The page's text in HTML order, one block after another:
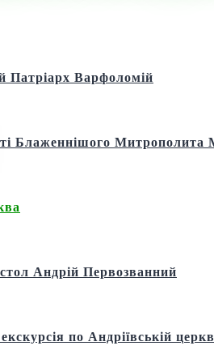
Патріарх Варфоломій
Блаженнішого
Андрій Первозванний
по Андріївській